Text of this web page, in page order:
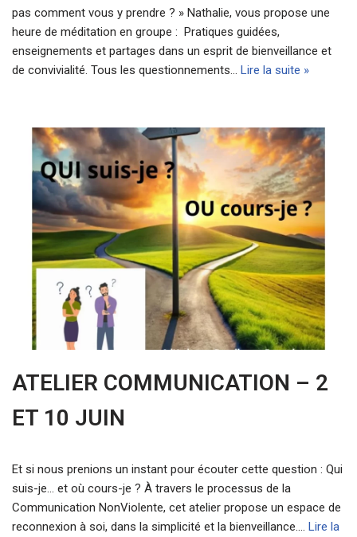
pas comment vous y prendre ? » Nathalie, vous propose une
heure de méditation en groupe : Pratiques guidées,
enseignements et partages dans un esprit de bienveillance et
de convivialité. Tous les questionnements… Lire la suite »
ATELIER COMMUNICATION – 2
ET 10 JUIN
Et si nous prenions un instant pour écouter cette question : Qui
suis-je… et où cours-je ? À travers le processus de la
Communication NonViolente, cet atelier propose un espace de
reconnexion à soi, dans la simplicité et la bienveillance.… Lire la